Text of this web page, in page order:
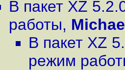
В пакет XZ
работы,
В пакет XZ
режим